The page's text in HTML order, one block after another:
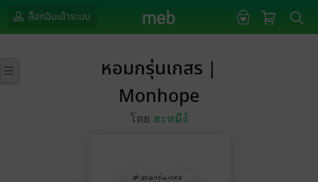
ล็อกอินเข้าระบบ
หอมกรุ่นเกสร |
Monhope
โดย ฮะหมีง์